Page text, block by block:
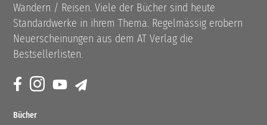
Wandern / Reisen. Viele der Bücher sind heute
Standardwerke in ihrem Thema. Regelmässig erobern
Neuerscheinungen aus dem AT Verlag die
Bestsellerlisten.
Bücher